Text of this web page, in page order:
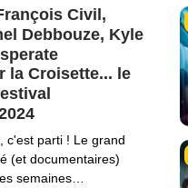
Civil,
Debbouze, Kyle
la Croisette... le
c'est parti ! Le grand
(et documentaires)
semaines…